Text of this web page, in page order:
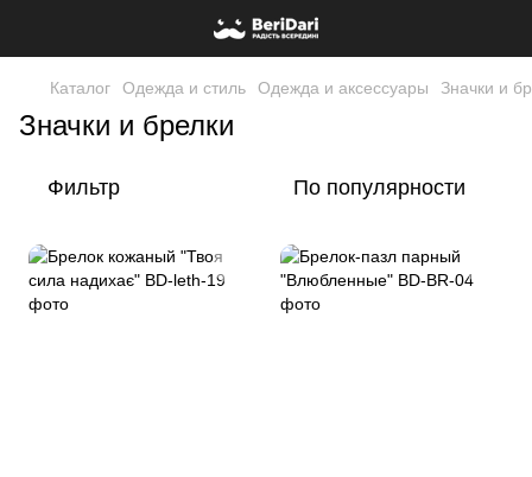
Каталог Одежда и стиль Одежда и аксессуары Значки и
Значки и брелки
Фильтр По популярности